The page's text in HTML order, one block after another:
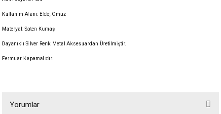
Kullanım Alanı: Elde, Omuz
Materyal: Saten Kumaş
Dayanıklı Silver Renk Metal Aksesuardan Üretilmiştir.
Fermuar Kapamalıdır.
Yorumlar